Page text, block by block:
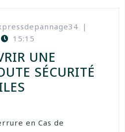
|
15:15
UNE
SÉCURITÉ
en Cas de